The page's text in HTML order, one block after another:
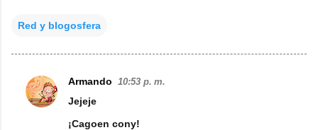
Red y blogosfera
C
Armando 10:53 p. m.
Jejeje
¡Cagoen cony!